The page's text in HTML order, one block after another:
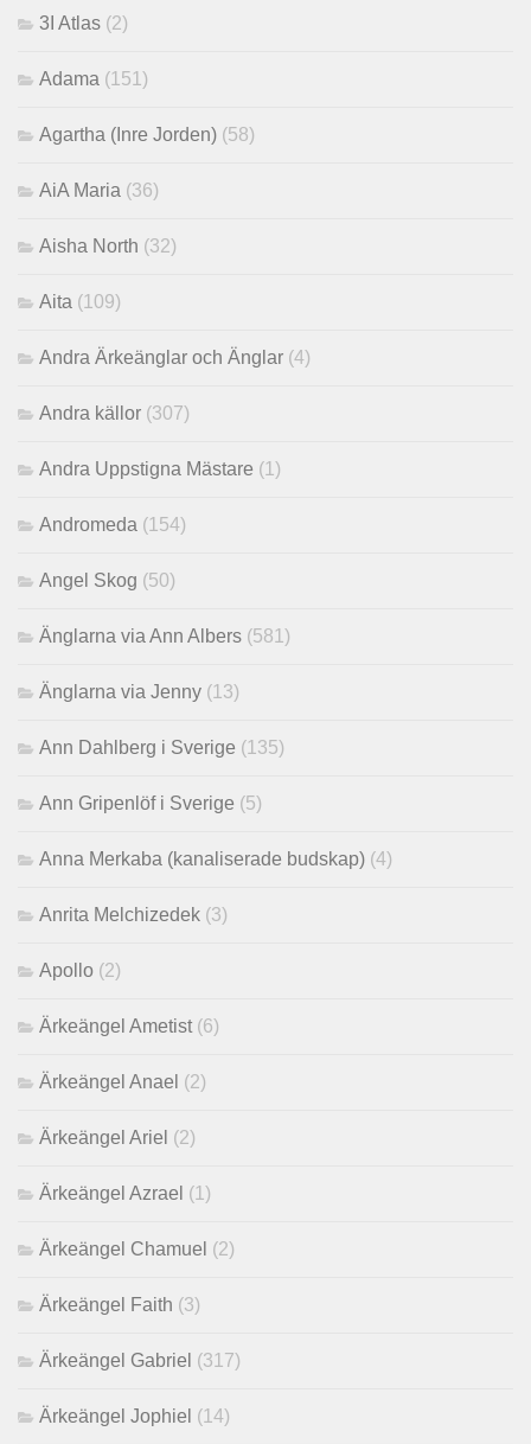
3I Atlas (2)
Adama (151)
Agartha (Inre Jorden) (58)
AiA Maria (36)
Aisha North (32)
Aita (109)
Andra Ärkeänglar och Änglar (4)
Andra källor (307)
Andra Uppstigna Mästare (1)
Andromeda (154)
Angel Skog (50)
Änglarna via Ann Albers (581)
Änglarna via Jenny (13)
Ann Dahlberg i Sverige (135)
Ann Gripenlöf i Sverige (5)
Anna Merkaba (kanaliserade budskap) (4)
Anrita Melchizedek (3)
Apollo (2)
Ärkeängel Ametist (6)
Ärkeängel Anael (2)
Ärkeängel Ariel (2)
Ärkeängel Azrael (1)
Ärkeängel Chamuel (2)
Ärkeängel Faith (3)
Ärkeängel Gabriel (317)
Ärkeängel Jophiel (14)